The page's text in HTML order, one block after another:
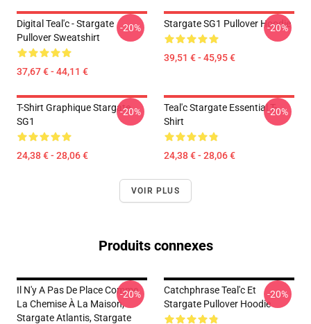
Digital Teal'c - Stargate
Pullover Sweatshirt
37,67 € - 44,11 €
-20% Stargate SG1 Pullover Hoodie
39,51 € - 45,95 €
-20%
T-Shirt Graphique Stargate
SG1
24,38 € - 28,06 €
-20%
Teal'c Stargate Essential T-
Shirt
24,38 € - 28,06 €
-20%
VOIR PLUS
Produits connexes
Il N'y A Pas De Place Comme
La Chemise À La Maison,
Stargate Atlantis, Stargate
-20%
Catchphrase Teal'c Et
Stargate Pullover Hoodie
-20%